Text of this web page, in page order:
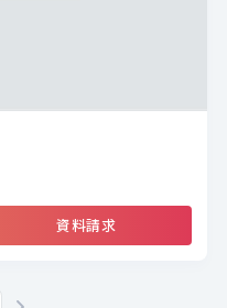
資料請求